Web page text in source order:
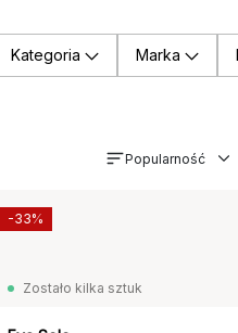
Kategoria Marka
Popularność
Zostało kilka sztuk
-33%